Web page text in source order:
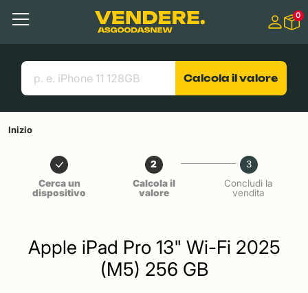
Contenuto principale
Menu
Cerca
Link utili
0
Calcola il valore
Inizio
Cerca un
dispositivo
2
Calcola il
valore
3
Concludi la
vendita
Apple iPad Pro 13" Wi-Fi 2025
(M5) 256 GB